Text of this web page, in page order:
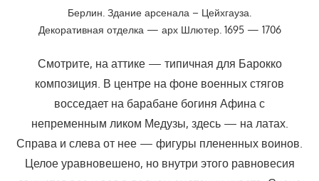
Берлин. Здание арсенала – Цейхгауза.
Декоративная отделка — арх Шлютер. 1695 — 1706
Смотрите, на аттике — типичная для Барокко
композиция. В центре на фоне военных стягов
восседает на барабане богиня Афина с
непременным ликом Медузы, здесь — на латах.
Справа и слева от нее — фигуры плененных воинов.
Целое уравновешено, но внутри этого равновесия